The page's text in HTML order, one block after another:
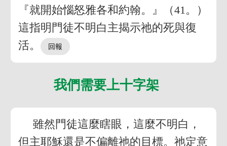
『就開始惱怒雅各和約翰。』（41。）
這指明門徒不明白主揭示祂的死與復
活。
我們需要上十字架
雖然門徒這麼瞎眼，這麼不明白，
但主耶穌還是不偏離祂的目標。祂定意